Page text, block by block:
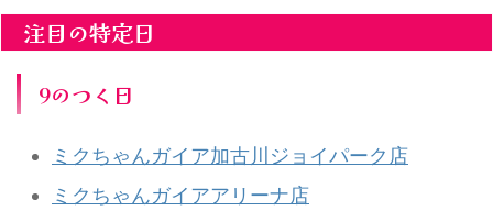
注目の特定日
9のつく日
ミクちゃんガイア加古川ジョイパーク店
ミクちゃんガイアアリーナ店